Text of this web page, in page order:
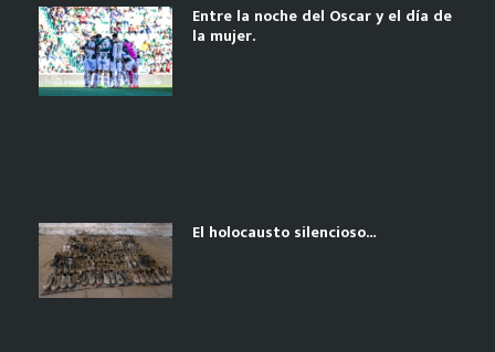
Entre la noche del Oscar y el día de
la mujer.
El holocausto silencioso…